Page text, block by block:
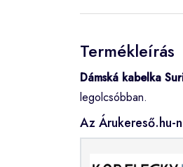
Termékleírás
Dámská kabelka
legolcsóbban.
Az Árukereső.hu-